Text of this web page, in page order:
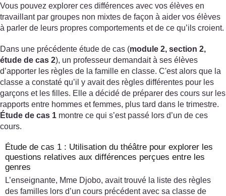
Vous pouvez explorer ces différences avec vos élèves en
travaillant par groupes non mixtes de façon à aider vos élèves
à parler de leurs propres comportements et de ce qu’ils croient.
Dans une précédente étude de cas (module 2, section 2,
étude de cas 2), un professeur demandait à ses élèves
d’apporter les règles de la famille en classe. C'est alors que la
classe a constaté qu’il y avait des règles différentes pour les
garçons et les filles. Elle a décidé de préparer des cours sur les
rapports entre hommes et femmes, plus tard dans le trimestre.
Étude de cas 1 montre ce qui s’est passé lors d’un de ces
cours.
Étude de cas 1 : Utilisation du théâtre pour explorer les
questions relatives aux différences perçues entre les
genres
L’enseignante, Mme Djobo, avait trouvé la liste des règles
des familles lors d’un cours précédent avec sa classe de